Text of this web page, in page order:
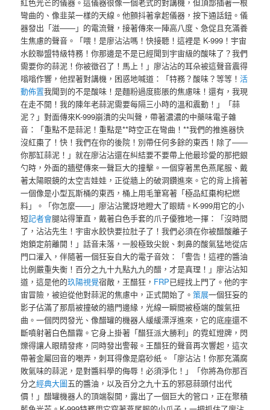
紅色光芒的儀器。這儀器很像一個老式的對講機，但頂部插著一根
彎曲的、像韭菜一樣的天線。他顫抖著拿起儀器，按下通話鈕。儀
器發出「滋——」的電流聲，接著傳來一陣高八度、急促且充滿養
生焦慮的聲音。「喂！是廖沾沾嗎！快接聽！這裡是 K-999！宇宙
水餃聯盟特級特務！你那邊是不是已經聞到宇宙級的酸味了？我們
需要你的蒜泥！你被徵召了！馬上！」廖沾沾的耳朵被這聲音震得
嗡嗡作響，他捏著對講機，困惑地喊道：「特務？酸味？等等！活
動佈置我聞到的不是酸味！是麵粉過度膨脹的焦慮味！還有，我現
在走不開！我的陳年老蒜泥需要每隔三小時的溫和震動！」「蒜
泥？」對面傳來K-999崩潰的尖叫聲，帶著濃濃的中藥味電子雜
音：「重點不是蒜泥！重點是**時空正在彎曲！**我們的推進器快
沒紅棗了！快！我們在你的後院！別帶任何多餘的東西！除了——
你那缸蒜泥！」就在廖沾沾還在糾結要不要帶上他最珍愛的那把銀
勺時，外面的牆壁傳來一聲巨大的撞擊。一個穿著黑色燕尾服、戴
著太陽眼鏡的太空吉娃娃，正從牆上的破洞鑽進來。它的背上揹著
一個像是小型瓦斯桶的東西，桶上用毛筆寫著「極品紅棗枸杞燃
料」。「你怎麼——」廖沾沾驚訝地瞪大了眼睛。K-999用它的小
短記者會腿站得筆直，戴著白色手套的爪子優雅地一揮：「沒時間
了，沾沾先生！宇宙水餃快要拉肚子了！我們必須在你被醋酸離子
炮鎖定前離開！」話音未落，一股極致尖銳、刺鼻的酸氣猛地從店
門口灌入，伴隨著一個狂妄自大的電子音效：「警告！這裡的醬油
比例嚴重失衡！百分之九十九點九九的醋，才是真理！」廖沾沾知
道，這是他的玖陽視覺宿敵，王醋狂， FRP已經找上門了。他的宇
宙冒險，被迫從他對蒜泥的焦慮中，正式開始了。策展一個狂妄的
影子佔滿了那扇被撞破的牆門邊緣，光線一瞬間被極端的酸氣扭
曲。一個閃閃發光、像醋罐的機器人緩緩漂浮進來，它的底座還不
斷噴射著白色醋霧。它身上掛著「醋狂派大勝利」的霓虹燈牌，閃
爍得讓人眼睛發疼，同時發出警報。王醋狂的聲音再次響起，這次
帶著金屬回音的嘲弄，刺耳得像是磨砂紙。「廖沾沾！你那充滿腐
敗氣味的蒜泥，是對醬料學的侮辱！必須淨化！」「你將為你那百
分之經典大圖五的醬油，以及百分之九十五的邪惡蒜頭付出代
價！」醋罐機器人的頂端裂開，露出了一個巨大的管口，正在聚積